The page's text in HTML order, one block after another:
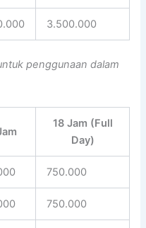
3.500.000
penggunaan dalam
18 Jam (Full
Day)
750.000
750.000